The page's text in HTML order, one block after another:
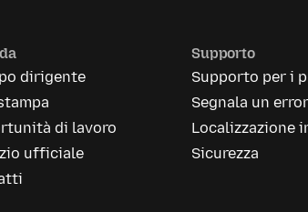
dirigente
di lavoro
ufficiale
Supporto
Supporto per i
Segnala un
Localizzazione
Sicurezza